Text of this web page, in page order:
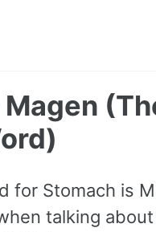
for Stomach is
talking